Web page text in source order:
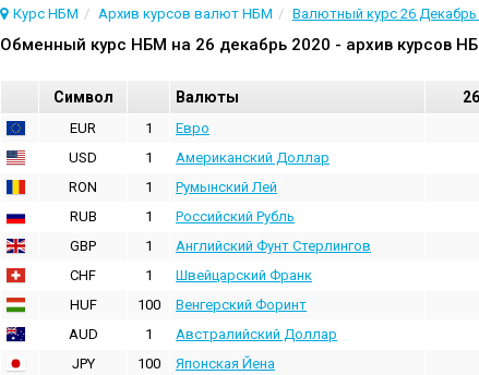
Курс НБМ Архив курсов валют НБМ Валютный курс 26 Декабрь
Oбменный курс НБМ на 26 декабрь 2020 - архив курсов
Cимвол Валюты
EUR 1 Евро
USD
1 Aмериканский Доллар
RON
1 Румынский Лей
RUB
1 Российский Рубль
GBP
1 Английский Фунт Стерлингов
CHF
1 Швейцарский Франк
HUF
100 Венгерский Форинт
AUD
1 Австралийский Доллар
JPY
100 Японская Йена